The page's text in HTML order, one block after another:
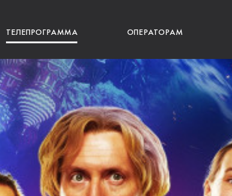
ТЕЛЕПРОГРАММА ОПЕРАТОРАМ